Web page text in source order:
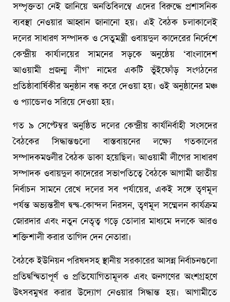
সম্পৃক্ততা নেই জানিয়ে অনতিবিলম্বে এদের বিরুদ্ধে প্রশাসনিক
ব্যবস্থা নেওয়ার আহ্বান জানানো হয়। এই বৈঠক চলাকালেই
দলের সাধারণ সম্পাদক ও সেতুমন্ত্রী ওবায়দুল কাদেরের নির্দেশে
কেন্দ্রীয় কার্যালয়ের সামনের সড়কে অনুষ্ঠেয় ‘বাংলাদেশ
আওয়ামী প্রজন্ম লীগ’ নামের একটি ভুঁইফোঁড় সংগঠনের
প্রতিষ্ঠাবার্ষিকীর অনুষ্ঠান বন্ধ করে দেওয়া হয়। ওই অনুষ্ঠানের মঞ্চ
ও প্যান্ডেলও সরিয়ে দেওয়া হয়।
গত ৯ সেপ্টেম্বর অনুষ্ঠিত দলের কেন্দ্রীয় কার্যনির্বাহী সংসদের
বৈঠকের সিদ্ধান্তগুলো বাস্তবায়নের লক্ষ্যে গতকালের
সম্পাদকমণ্ডলীর বৈঠক ডাকা হয়েছিল। আওয়ামী লীগের সাধারণ
সম্পাদক ওবায়দুল কাদেরের সভাপতিত্বে বৈঠকে আগামী জাতীয়
নির্বাচন সামনে রেখে দলের সব পর্যায়ের, একই সঙ্গে তৃণমূল
পর্যন্ত অভ্যন্তরীণ দ্বন্দ্ব-কোন্দল নিরসন, তৃণমূল সম্মেলন কার্যক্রম
জোরদার এবং নতুন নেতৃত্ব গড়ে তোলার মাধ্যমে দলকে আরও
শক্তিশালী করার তাগিদ দেন নেতারা।
বৈঠকে ইউনিয়ন পরিষদসহ স্থানীয় সরকারের আসন্ন নির্বাচনগুলো
প্রতিদ্বন্দ্বিতাপূর্ণ ও প্রতিযোগিতামূলক এবং জনগণের অংশগ্রহণে
উৎসবমুখর করার উদ্যোগ নেওয়ার সিদ্ধান্ত হয়। আগামীতে